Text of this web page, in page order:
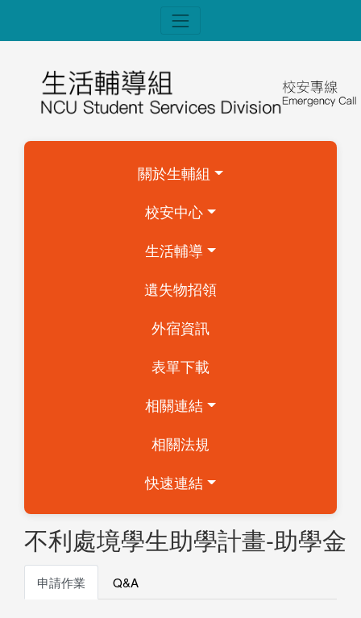
關於生輔組
校安中心
生活輔導
遺失物招領
外宿資訊
表單下載
相關連結
相關法規
快速連結
不利處境學生助學計畫-助學金
申請作業 Q&A